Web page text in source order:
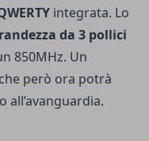
integrata. Lo
da 3 pollici
850MHz. Un
però ora potrà
all’avanguardia.